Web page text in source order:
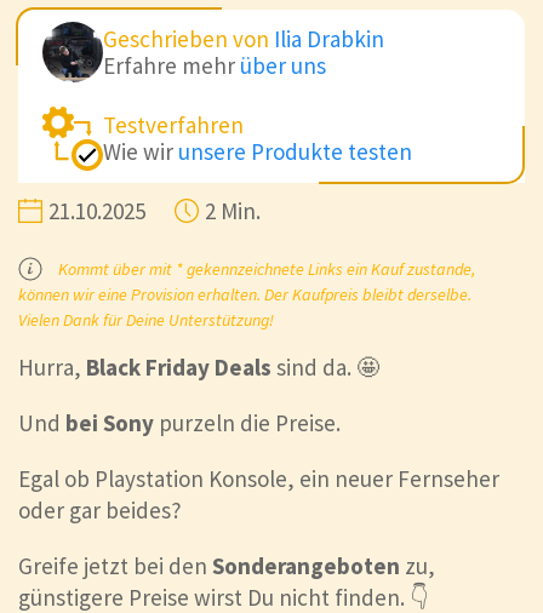
Geschrieben von Ilia Drabkin
Erfahre mehr über uns
Testverfahren
Wie wir unsere Produkte testen
21.10.2025 2 Min.
Kommt über mit * gekennzeichnete Links ein Kauf zustande,
können wir eine Provision erhalten. Der Kaufpreis bleibt derselbe.
Vielen Dank für Deine Unterstützung!
Hurra, Black Friday Deals sind da. 🤩
Und bei Sony purzeln die Preise.
Egal ob Playstation Konsole, ein neuer Fernseher
oder gar beides?
Greife jetzt bei den Sonderangeboten zu,
günstigere Preise wirst Du nicht finden. 👇